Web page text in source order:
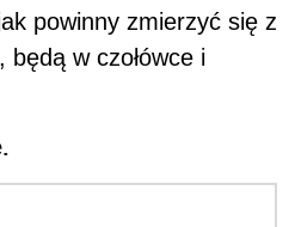
powinny zmierzyć się z
w czołówce i